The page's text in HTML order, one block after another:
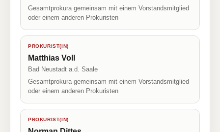
Gesamtprokura gemeinsam mit einem Vorstandsmitglied
oder einem anderen Prokuristen
PROKURIST(IN)
Matthias Voll
Bad Neustadt a.d. Saale
Gesamtprokura gemeinsam mit einem Vorstandsmitglied
oder einem anderen Prokuristen
PROKURIST(IN)